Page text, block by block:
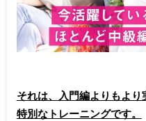
それは、入門編よりもより
特別なトレーニングです。